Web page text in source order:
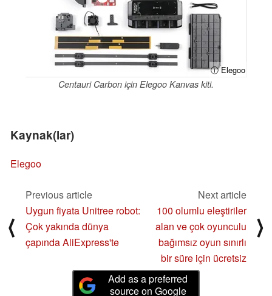
ⓘ Elegoo
Centauri Carbon için Elegoo Kanvas kiti.
Kaynak(lar)
Elegoo
⟨
Previous article
Uygun fiyata Unitree robot:
Çok yakında dünya
çapında AliExpress'te
Next article
100 olumlu eleştiriler
alan ve çok oyunculu
bağımsız oyun sınırlı
bir süre için ücretsiz
⟩
Add as a preferred
source on Google